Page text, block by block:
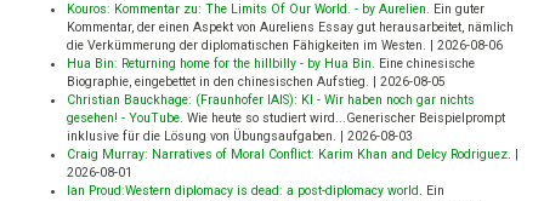
Kouros: Kommentar zu: The Limits Of Our World. - by Aurelien. Ein guter
Kommentar, der einen Aspekt von Aureliens Essay gut herausarbeitet, nämlich
die Verkümmerung der diplomatischen Fähigkeiten im Westen.
2026-08-06
Hua Bin: Returning home for the hillbilly - by Hua Bin. Eine chinesische
Biographie, eingebettet in den chinesischen Aufstieg.
2026-08-05
Christian Bauckhage: (Fraunhofer IAIS): KI - Wir haben noch gar nichts
gesehen! - YouTube. Wie heute so studiert wird...Generischer Beispielprompt
inklusive für die Lösung von Übungsaufgaben.
2026-08-03
Craig Murray: Narratives of Moral Conflict: Karim Khan and Delcy Rodriguez.
2026-08-01
Ian Proud:Western diplomacy is dead: a post-diplomacy world . Ein